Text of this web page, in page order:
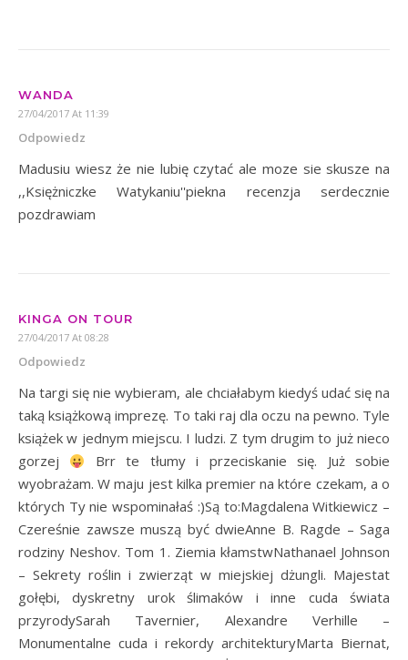
WANDA
27/04/2017 At 11:39
Odpowiedz
Madusiu wiesz że nie lubię czytać ale moze sie skusze na
,,Księżniczke Watykaniu''piekna recenzja serdecznie
pozdrawiam
KINGA ON TOUR
27/04/2017 At 08:28
Odpowiedz
Na targi się nie wybieram, ale chciałabym kiedyś udać się na
taką książkową imprezę. To taki raj dla oczu na pewno. Tyle
książek w jednym miejscu. I ludzi. Z tym drugim to już nieco
gorzej
Brr te tłumy i przeciskanie się. Już sobie
wyobrażam. W maju jest kilka premier na które czekam, a o
których Ty nie wspominałaś :)Są to:Magdalena Witkiewicz –
Czereśnie zawsze muszą być dwieAnne B. Ragde – Saga
rodziny Neshov. Tom 1. Ziemia kłamstwNathanael Johnson
– Sekrety roślin i zwierząt w miejskiej dżungli. Majestat
gołębi, dyskretny urok ślimaków i inne cuda świata
przyrodySarah Tavernier, Alexandre Verhille –
Monumentalne cuda i rekordy architekturyMarta Biernat,